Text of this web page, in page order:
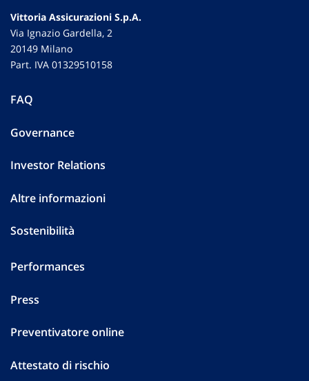
Vittoria Assicurazioni S.p.A.
Via Ignazio Gardella, 2
20149 Milano
Part. IVA 01329510158
FAQ
Governance
Investor Relations
Altre informazioni
Sostenibilità
Performances
Press
Preventivatore online
Attestato di rischio